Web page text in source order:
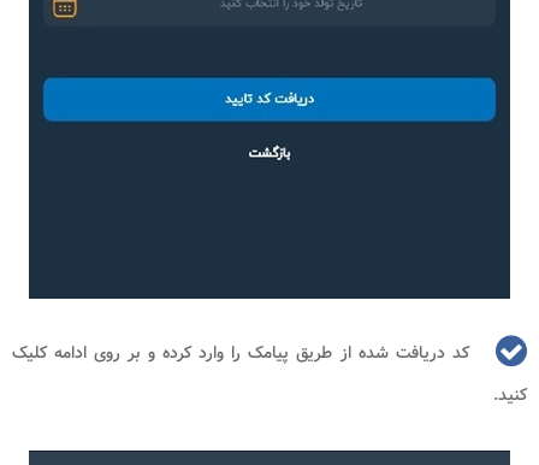
کد دریافت شده از طریق پیامک را وارد کرده و بر روی ادامه کلیک
کنید.